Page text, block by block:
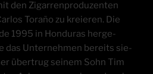
den Zigar­ren­pro­du­zen­ten
Tora­ño zu kre­ieren. Die
1995 in Hon­du­ras her­ge­
das Unter­neh­men bereits sie­
über­trug sei­nem Sohn Tim